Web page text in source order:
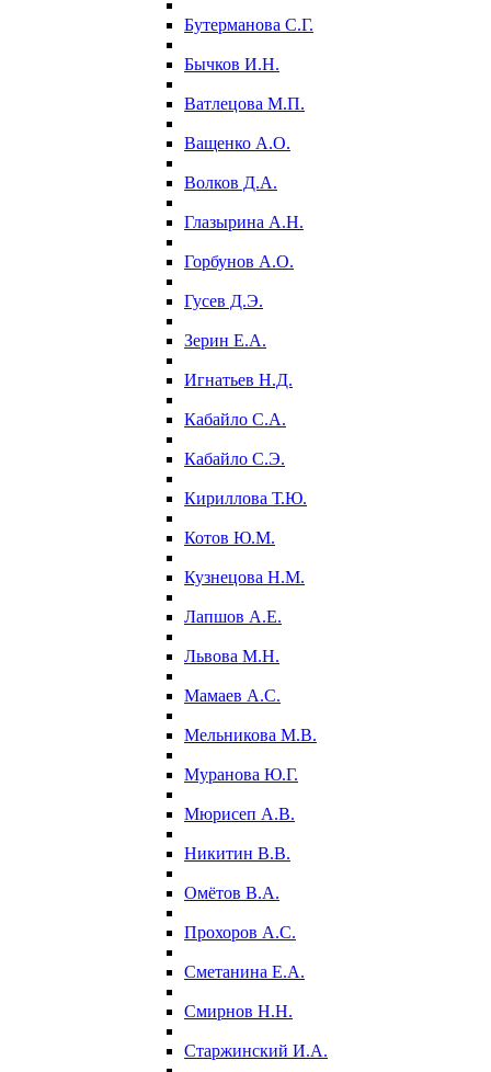
Бутерманова С.Г.
Бычков И.Н.
Ватлецова М.П.
Ващенко А.О.
Волков Д.А.
Глазырина А.Н.
Горбунов А.О.
Гусев Д.Э.
Зерин Е.А.
Игнатьев Н.Д.
Кабайло С.А.
Кабайло С.Э.
Кириллова Т.Ю.
Котов Ю.М.
Кузнецова Н.М.
Лапшов А.Е.
Львова М.Н.
Мамаев А.С.
Мельникова М.В.
Муранова Ю.Г.
Мюрисеп А.В.
Никитин В.В.
Омётов В.А.
Прохоров А.С.
Сметанина Е.А.
Смирнов Н.Н.
Старжинский И.А.